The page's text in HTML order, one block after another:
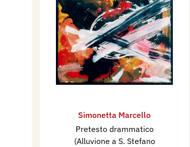
Simonetta Marcello
Pretesto drammatico
(Alluvione a S. Stefano